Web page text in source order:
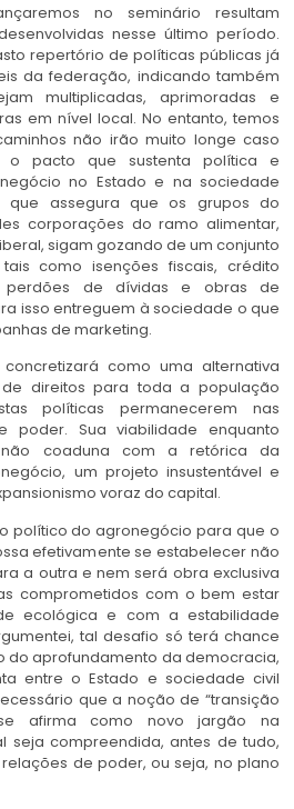
no seminário resultam
nesse último período.
repertório de políticas públicas já
da federação, indicando também
multiplicadas, aprimoradas e
em nível local. No entanto, temos
não irão muito longe caso
o pacto que sustenta política e
no Estado e na sociedade
que assegura que os grupos do
corporações do ramo alimentar,
sigam gozando de um conjunto
como isenções fiscais, crédito
perdões de dívidas e obras de
isso entreguem à sociedade o que
de marketing.
como uma alternativa
direitos para toda a população
políticas permanecerem nas
poder. Sua viabilidade enquanto
coaduna com a retórica da
um projeto insustentável e
voraz do capital.
político do agronegócio para que o
efetivamente se estabelecer não
a outra e nem será obra exclusiva
comprometidos com o bem estar
ecológica e com a estabilidade
tal desafio só terá chance
do aprofundamento da democracia,
entre o Estado e sociedade civil
que a noção de “transição
afirma como novo jargão na
seja compreendida, antes de tudo,
de poder, ou seja, no plano